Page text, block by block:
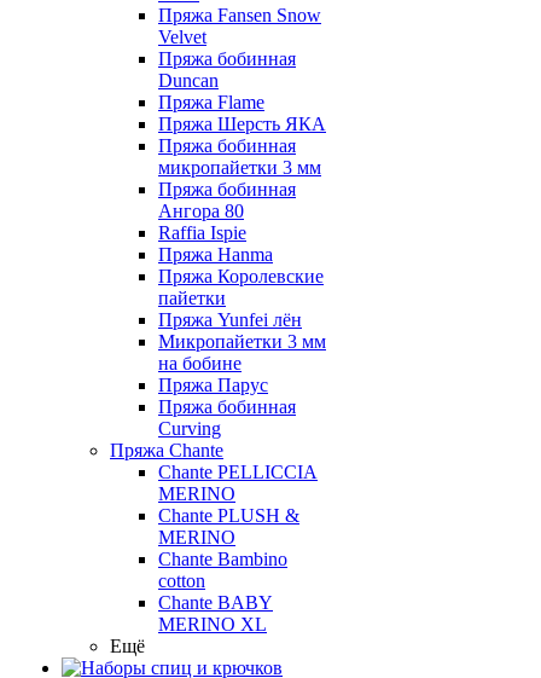
Пряжа Fansen Snow
Velvet
Пряжа бобинная
Duncan
Пряжа Flame
Пряжа Шерсть ЯКА
Пряжа бобинная
микропайетки 3 мм
Пряжа бобинная
Ангора 80
Raffia Ispie
Пряжа Hanma
Пряжа Королевские
пайетки
Пряжа Yunfei лён
Микропайетки 3 мм
на бобине
Пряжа Парус
Пряжа бобинная
Curving
Пряжа Chante
Chante PELLICCIA
MERINO
Chante PLUSH &
MERINO
Chante Bambino
cotton
Chante BABY
MERINO XL
Ещё